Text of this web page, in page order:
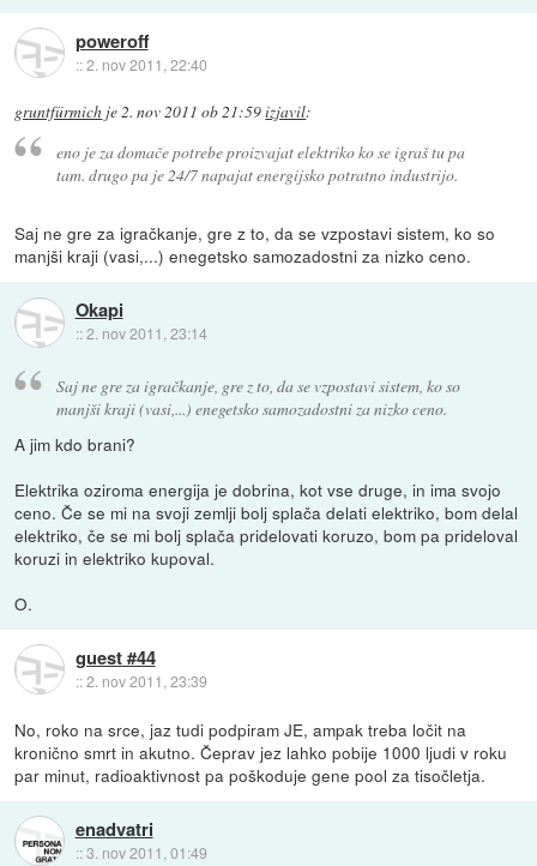
poweroff
::2. nov 2011, 22:40
gruntfürmich je2. nov 2011 ob 21:59izjavil:
eno je za domače potrebe proizvajat elektriko ko se igraš tu pa
tam. drugo pa je 24/7 napajat energijsko potratno industrijo.
Saj ne gre za igračkanje, gre z to, da se vzpostavi sistem, ko so
manjši kraji (vasi,...) enegetsko samozadostni za nizko ceno.
Okapi
::2. nov 2011, 23:14
Saj ne gre za igračkanje, gre z to, da se vzpostavi sistem, ko so
manjši kraji (vasi,...) enegetsko samozadostni za nizko ceno.
A jim kdo brani?
Elektrika oziroma energija je dobrina, kot vse druge, in ima svojo
ceno. Če se mi na svoji zemlji bolj splača delati elektriko, bom delal
elektriko, če se mi bolj splača pridelovati koruzo, bom pa prideloval
koruzi in elektriko kupoval.
O.
guest #44
::2. nov 2011, 23:39
No, roko na srce, jaz tudi podpiram JE, ampak treba ločit na
kronično smrt in akutno. Čeprav jez lahko pobije 1000 ljudi v roku
par minut, radioaktivnost pa poškoduje gene pool za tisočletja.
enadvatri
::3. nov 2011, 01:49